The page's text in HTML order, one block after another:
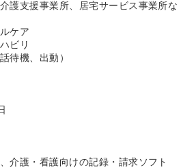
護支援事業所、居宅サービス事業所な
ケア
ビリ
待機、出動）
介護・看護向けの記録・請求ソフト